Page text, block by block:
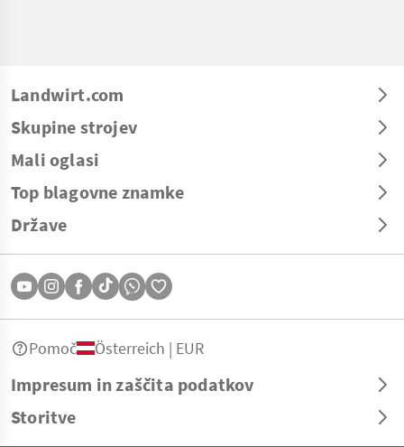
Landwirt.com
Skupine strojev
Mali oglasi
Top blagovne znamke
Države
Impresum in zaščita podatkov
Storitve
Pomoč Österreich | EUR